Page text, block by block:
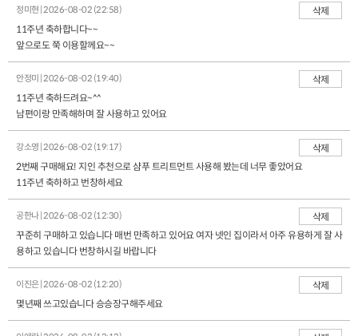
정미현 | 2026-08-02 (22:58)
삭제
11주년 축하합니다~~
앞으로도 쭉 이용할께요~~
안정미 | 2026-08-02 (19:40)
삭제
11주년 축하드려요~^^
남편이랑 만족해하며 잘 사용하고 있어요
강소영 | 2026-08-02 (19:17)
삭제
2번째 구매해요! 지인 추천으로 샴푸 트리트먼트 사용해 봤는데 너무 좋았어요
11주년 축하하고 번창하세요
공한나 | 2026-08-02 (12:30)
삭제
꾸준히 구매하고 있습니다 매번 만족하고 있어요 여자 넷인 집이라서 아주 유용하게 잘 사
용하고 있습니다 번창하시길 바랍니다
이진은 | 2026-08-02 (12:20)
삭제
몇년째 쓰고있습니다 승승장구해주세요